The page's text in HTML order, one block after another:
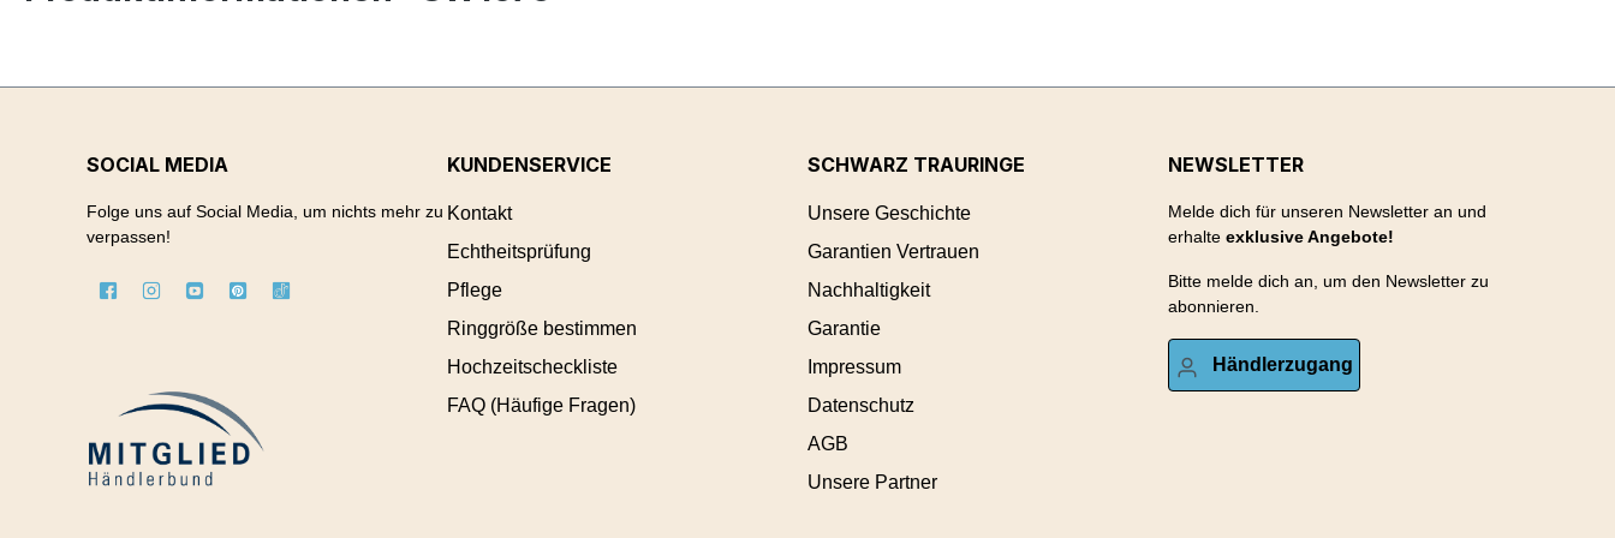
SOCIAL MEDIA
Folge uns auf Social Media, um nichts mehr zu
verpassen!
KUNDENSERVICE
Kontakt
Echtheitsprüfung
Pflege
Ringgröße bestimmen
Hochzeitscheckliste
FAQ (Häufige Fragen)
SCHWARZ TRAURINGE
Unsere Geschichte
Garantien Vertrauen
Nachhaltigkeit
Garantie
Impressum
Datenschutz
AGB
Unsere Partner
NEWSLETTER
Melde dich für unseren Newsletter an und
erhalte exklusive Angebote!
Bitte melde dich an, um den Newsletter zu
abonnieren.
Händlerzugang